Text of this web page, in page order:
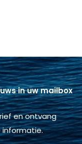
in uw mailbox
en ontvang
informatie.